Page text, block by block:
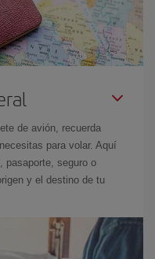
de avión, recuerda
para volar. Aquí
pasaporte, seguro o
y el destino de tu